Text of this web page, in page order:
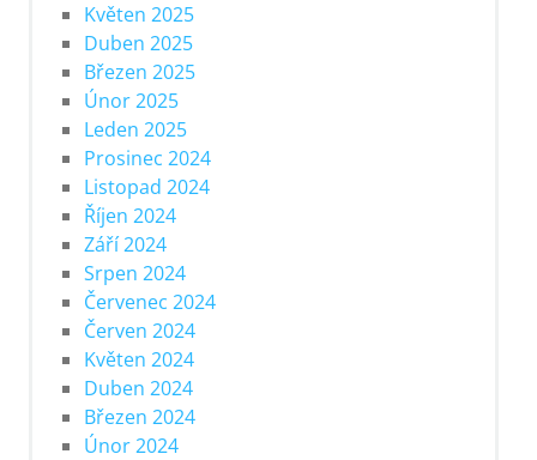
Květen 2025
Duben 2025
Březen 2025
Únor 2025
Leden 2025
Prosinec 2024
Listopad 2024
Říjen 2024
Září 2024
Srpen 2024
Červenec 2024
Červen 2024
Květen 2024
Duben 2024
Březen 2024
Únor 2024